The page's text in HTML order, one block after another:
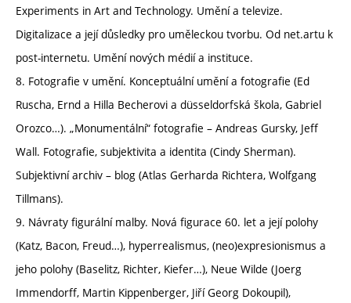
Experiments in Art and Technology. Umění a televize.
Digitalizace a její důsledky pro uměleckou tvorbu. Od net.artu k
post-internetu. Umění nových médií a instituce.
8. Fotografie v umění. Konceptuální umění a fotografie (Ed
Ruscha, Ernd a Hilla Becherovi a düsseldorfská škola, Gabriel
Orozco…). „Monumentální“ fotografie – Andreas Gursky, Jeff
Wall. Fotografie, subjektivita a identita (Cindy Sherman).
Subjektivní archiv – blog (Atlas Gerharda Richtera, Wolfgang
Tillmans).
9. Návraty figurální malby. Nová figurace 60. let a její polohy
(Katz, Bacon, Freud…), hyperrealismus, (neo)expresionismus a
jeho polohy (Baselitz, Richter, Kiefer…), Neue Wilde (Joerg
Immendorff, Martin Kippenberger, Jiří Georg Dokoupil),